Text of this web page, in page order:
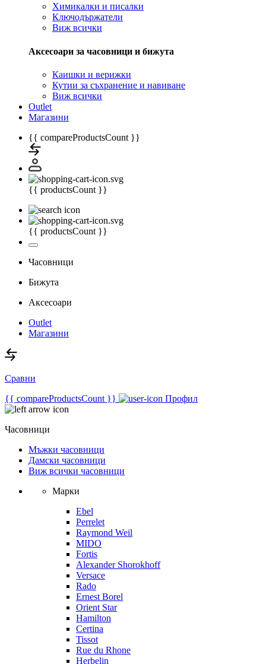
Химикалки и писалки
Ключодържатели
Виж всички
Аксесоари за часовници и бижута
Каишки и верижки
Кутии за съхранение и навиване
Виж всички
Outlet
Магазини
{{ compareProductsCount }}
{{ productsCount }}
{{ productsCount }}
Часовници
Бижута
Аксесоари
Outlet
Магазини
Сравни
{{ compareProductsCount }}
Профил
Часовници
Мъжки часовници
Дамски часовници
Виж всички часовници
Марки
Ebel
Perrelet
Raymond Weil
MIDO
Fortis
Alexander Shorokhoff
Versace
Rado
Ernest Borel
Orient Star
Hamilton
Certina
Tissot
Rue du Rhone
Herbelin